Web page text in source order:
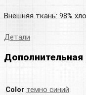
Внешняя ткань: 98%
Детали
Color темно синий